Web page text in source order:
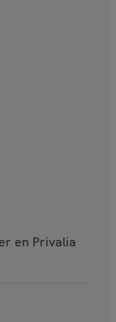
en Privalia